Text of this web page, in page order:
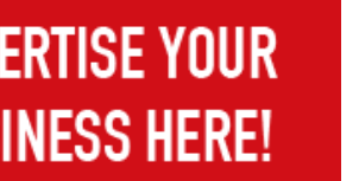
চিকিৎসা সহায়তার আকুতি, সর্বস্ব হারিয়ে
দিশেহারা পরিবার
গঙ্গাচড়ায় ১০০ বোতল মাদকসহ আটক ২,
মামলা দায়েরের প্রস্তুতি